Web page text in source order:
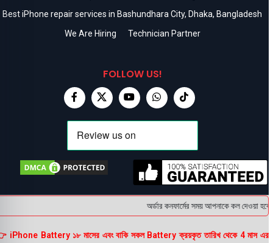
Best iPhone repair services in Bashundhara City, Dhaka, Bangladesh
We Are Hiring
Technician Partner
FOLLOW US!
অর্ডার কনফার্মের সময় আপনাকে কল দেওয়া
iPhone Battery ১৮ মাসের এবং বাকি সকল Battery ক্রয়কৃত তারিখ থেকে 4 মাস এর